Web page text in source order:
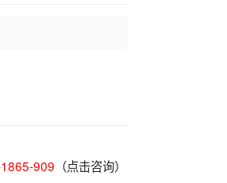
909 （点击咨询）